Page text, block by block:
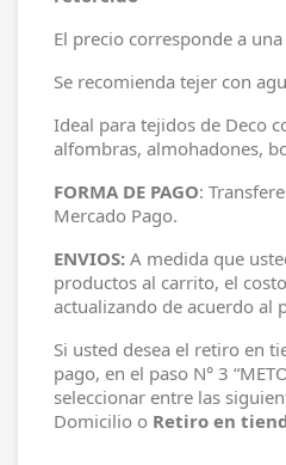
El precio corresponde a
Se recomienda tejer con
Ideal para tejidos de Deco
alfombras, almohadones,
FORMA DE PAGO:
Mercado Pago.
ENVIOS: A medida que
productos al carrito, el
actualizando de acuerdo al
Si usted desea el retiro en
pago, en el paso N° 3
seleccionar entre las
Domicilio o Retiro en